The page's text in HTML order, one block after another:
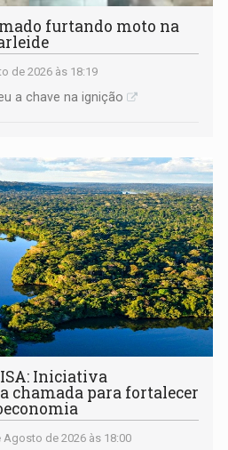
furtando moto na
de 2026 às 18:19
a chave na ignição
Iniciativa
chamada para fortalecer
Agosto de 2026 às 18:00